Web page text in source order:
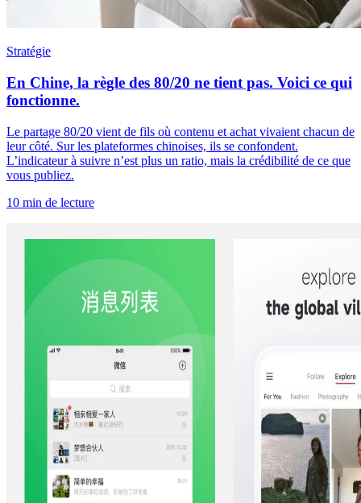
Stratégie
En Chine, la règle des 80/20 ne tient pas. Voici ce qui
fonctionne.
Le partage 80/20 vient de fils où contenu et achat vivaient chacun de
leur côté. Sur les plateformes chinoises, ils se confondent.
L’indicateur à suivre n’est plus un ratio, mais la crédibilité de ce que
vous publiez.
10 min de lecture